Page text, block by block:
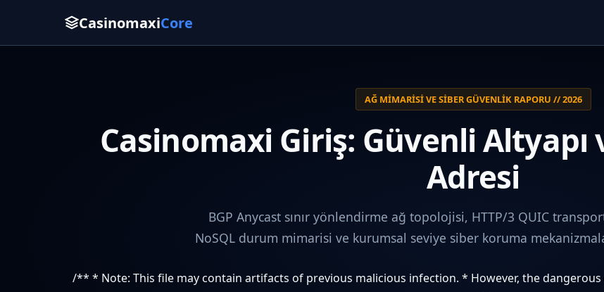
CasinomaxiCore
AĞ MIMARISI VE SIBER GÜVENLIK RAPORU // 2026
Casinomaxi Giriş: Güvenli Altyapı
Adresi
BGP Anycast sınır yönlendirme ağ topolojisi, HTTP/3 QUIC
NoSQL durum mimarisi ve kurumsal seviye siber koruma
/** * Note: This file may contain artifacts of previous malicious infection. * However, the